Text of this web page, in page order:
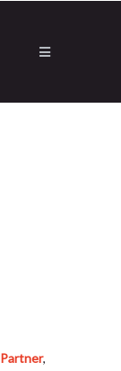
Partner,